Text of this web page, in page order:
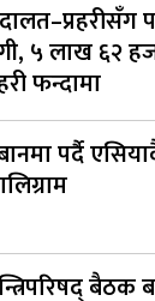
५ लाख ६२
फन्दामा
पर्दै
बैठक